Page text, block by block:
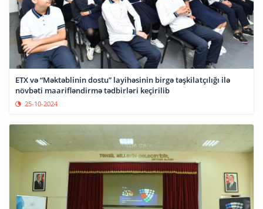
ETX və “Məktəblinin dostu” layihəsinin birgə təşkilatçılığı ilə
növbəti maarifləndirmə tədbirləri keçirilib
25-10-2024